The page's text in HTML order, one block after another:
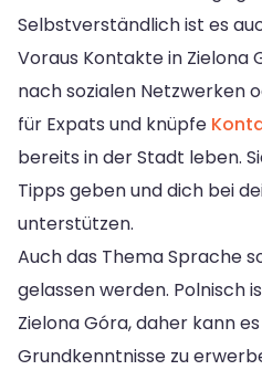
Selbstverständlich ist es
Voraus Kontakte in Zielona
nach sozialen Netzwerken
für Expats und knüpfe
bereits in der Stadt leben.
Tipps geben und dich bei
unterstützen.
Auch das Thema Sprache
gelassen werden. Polnisch
Zielona Góra, daher kann
Grundkenntnisse zu